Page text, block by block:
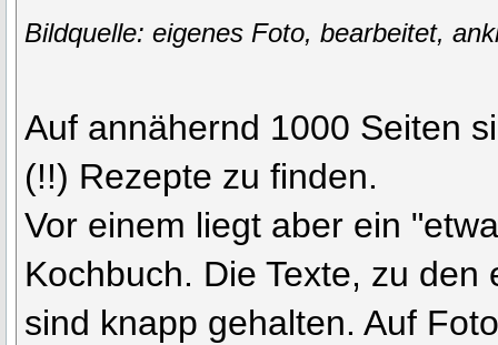
Bildquelle: eigenes Foto, bearbeitet,
Auf annähernd 1000 Seiten
(!!) Rezepte zu finden.
Vor einem liegt aber ein
Kochbuch. Die Texte, zu den
sind knapp gehalten. Auf